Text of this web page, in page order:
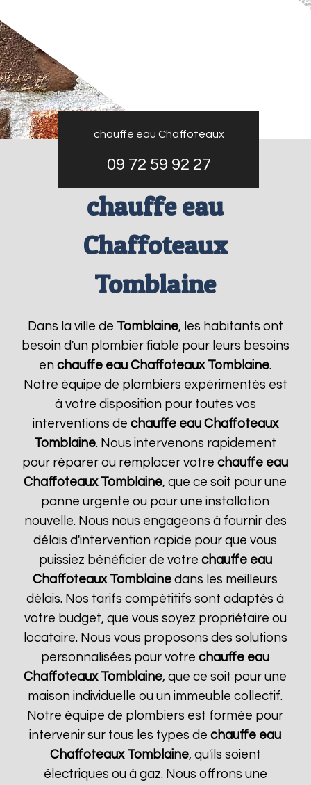
chauffe eau Chaffoteaux
09 72 59 92 27
chauffe eau
Chaffoteaux
Tomblaine
Dans la ville de Tomblaine, les habitants ont
besoin d'un plombier fiable pour leurs besoins
enchauffe eau Chaffoteaux Tomblaine.
Notre équipe de plombiers expérimentés est
à votre disposition pour toutes vos
interventions de chauffe eau Chaffoteaux
Tomblaine. Nous intervenons rapidement
pour réparer ou remplacer votrechauffe eau
Chaffoteaux Tomblaine, que ce soit pour une
panne urgente ou pour une installation
nouvelle. Nous nous engageons à fournir des
délais d'intervention rapide pour que vous
puissiez bénéficier de votre chauffe eau
Chaffoteaux Tomblaine dans les meilleurs
délais. Nos tarifs compétitifs sont adaptés à
votre budget, que vous soyez propriétaire ou
locataire. Nous vous proposons des solutions
personnalisées pour votrechauffe eau
Chaffoteaux Tomblaine, que ce soit pour une
maison individuelle ou un immeuble collectif.
Notre équipe de plombiers est formée pour
intervenir sur tous les types dechauffe eau
Chaffoteaux Tomblaine, qu'ils soient
électriques ou à gaz. Nous offrons une